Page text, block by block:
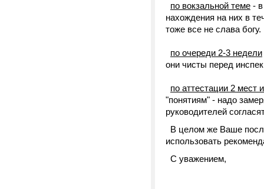
по вокзальной теме -
нахождения на них в
тоже все не слава богу.
по очереди 2-3 недели
они чисты перед
по аттестации 2 мест
"понятиям" - надо
руководителей
В целом же Ваше
использовать
С уважением,